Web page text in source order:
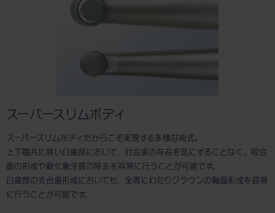
スーパースリムボディ
スーパースリムボディだからこそ実現する多様な術式。
上下顎共に狭い臼歯部において、対合歯の存在を気にすることなく、咬合
面の形成や軟化象牙質の除去を容易に行うことが可能です。
臼歯部の支台歯形成においても、全周にわたりクラウンの軸面形成を容易
に行うことが可能です。